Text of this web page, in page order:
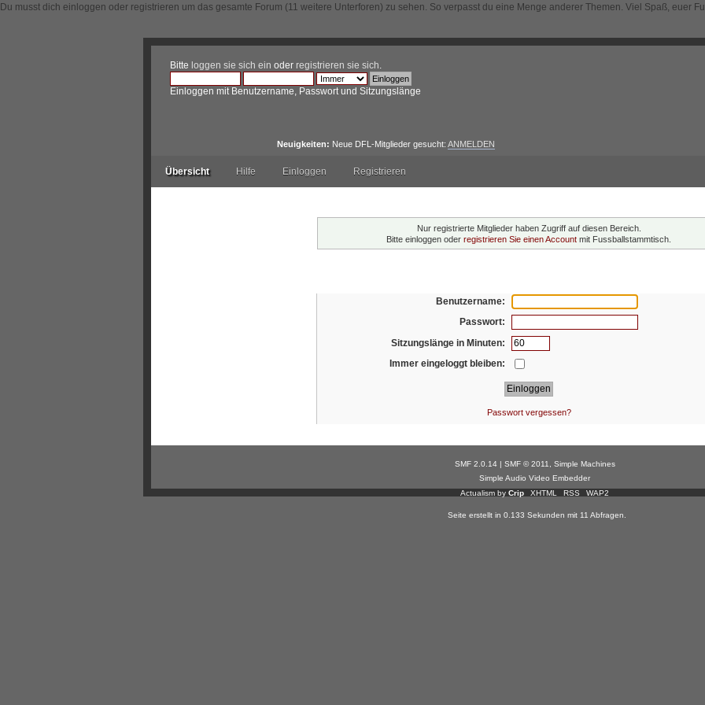
Du musst dich einloggen oder registrieren um das gesamte Forum (11 weitere Unterforen) zu sehen. So verpasst du eine Menge anderer Themen. Viel Spaß, euer
Bitte loggen sie sich ein oder registrieren sie sich
Einloggen mit Benutzername, Passwort und Sitzungslänge
Neuigkeiten: Neue DFL-Mitglieder gesucht: ANMELDEN
Übersicht Hilfe Einloggen Registrieren
Nur registrierte Mitglieder haben Zugriff auf diesen Bereich.
Bitte einloggen oder registrieren Sie einen Account mit Fussballstammtisch.
Benutzername:
Passwort:
Sitzungslänge in Minuten:
Immer eingeloggt bleiben:
Passwort vergessen?
SMF 2.0.14| SMF © 2011
Simple Machines
Simple Audio Video Embedder
Actualism by Crip XHTML RSS WAP2
Seite erstellt in 0.133 Sekunden mit 11 Abfragen.